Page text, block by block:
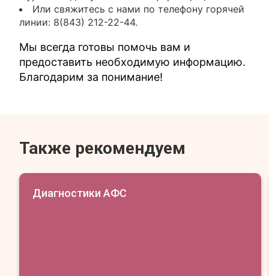
Или свяжитесь с нами по телефону горячей
линии: 8(843) 212-22-44.
Мы всегда готовы помочь вам и
предоставить необходимую информацию.
Благодарим за понимание!
Также рекомендуем
Диагностики АФС